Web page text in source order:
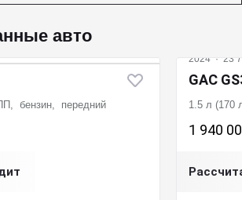
авто
бензин, передний
2024 · 23
GAC
1.5 л (170
1 940